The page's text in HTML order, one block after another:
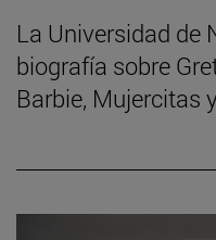
La Universidad de
biografía sobre
Barbie, Mujercitas